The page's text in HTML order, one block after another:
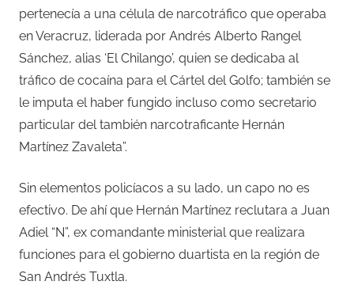
pertenecía a una célula de narcotráfico que operaba
en Veracruz, liderada por Andrés Alberto Rangel
Sánchez, alias ‘El Chilango’, quien se dedicaba al
tráfico de cocaína para el Cártel del Golfo; también se
le imputa el haber fungido incluso como secretario
particular del también narcotraficante Hernán
Martínez Zavaleta”.
Sin elementos policíacos a su lado, un capo no es
efectivo. De ahí que Hernán Martínez reclutara a Juan
Adiel “N”, ex comandante ministerial que realizara
funciones para el gobierno duartista en la región de
San Andrés Tuxtla.